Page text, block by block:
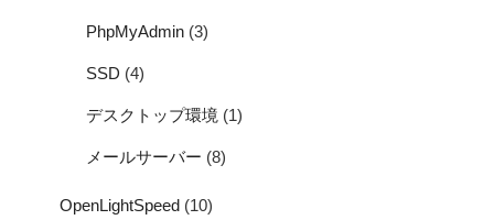
PhpMyAdmin (3)
SSD (4)
デスクトップ環境 (1)
メールサーバー (8)
OpenLightSpeed (10)